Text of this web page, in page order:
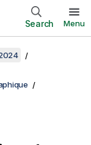
Search Menu